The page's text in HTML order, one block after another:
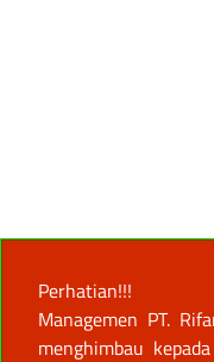
Perhatian!!!
Managemen PT.
menghimbau